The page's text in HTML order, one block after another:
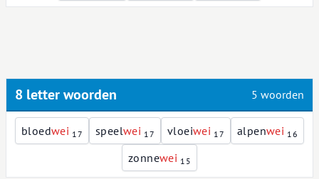
8 letter woorden 5 woorden
bloedwei 17 speelwei 17 vloeiwei 17 alpenwei 16
zonnewei 15